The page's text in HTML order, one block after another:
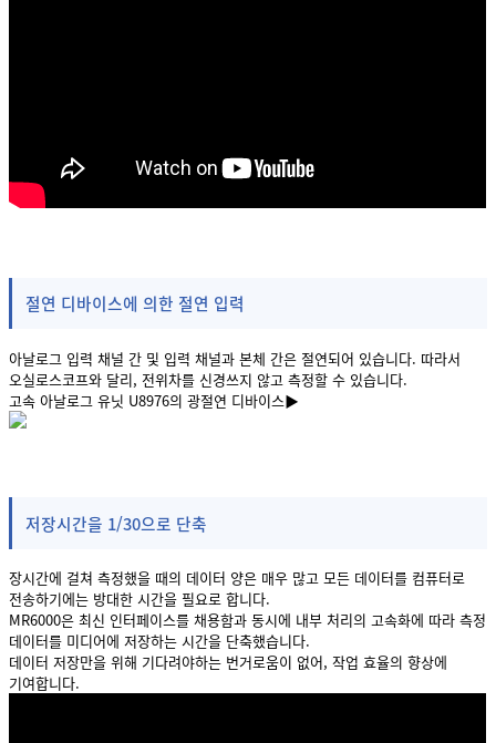
절연 디바이스에 의한 절연 입력
아날로그 입력 채널 간 및 입력 채널과 본체 간은 절연되어 있습니다. 따라서
오실로스코프와 달리, 전위차를 신경쓰지 않고 측정할 수 있습니다.
고속 아날로그 유닛 U8976의 광절연 디바이스▶︎
저장시간을 1/30으로 단축
장시간에 걸쳐 측정했을 때의 데이터 양은 매우 많고 모든 데이터를 컴퓨터로
전송하기에는 방대한 시간을 필요로 합니다.
MR6000은 최신 인터페이스를 채용함과 동시에 내부 처리의 고속화에 따라 측정
데이터를 미디어에 저장하는 시간을 단축했습니다.
데이터 저장만을 위해 기다려야하는 번거로움이 없어, 작업 효율의 향상에
기여합니다.